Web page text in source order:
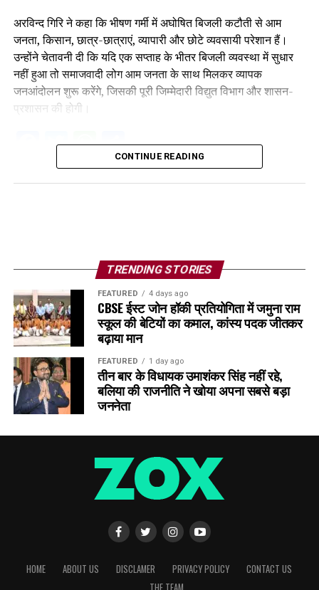
अरविन्द गिरि ने कहा कि भीषण गर्मी में अघोषित बिजली कटौती से आम
जनता, किसान, छात्र-छात्राएं, व्यापारी और छोटे व्यवसायी परेशान हैं।
उन्होंने चेतावनी दी कि यदि एक सप्ताह के भीतर बिजली व्यवस्था में सुधार
नहीं हुआ तो समाजवादी लोग आम जनता के साथ मिलकर व्यापक
जनआंदोलन शुरू करेंगे, जिसकी पूरी जिम्मेदारी विद्युत विभाग और शासन-
प्रशासन की होगी।
Facebook
Twitter
WhatsApp
Share
CONTINUE READING
TRENDING STORIES
FEATURED 4 days ago
CBSE ईस्ट जोन हॉकी प्रतियोगिता में जमुना राम
स्कूल की बेटियों का कमाल, कांस्य पदक जीतकर
बढ़ाया मान
FEATURED 1 day ago
तीन बार के विधायक उमाशंकर सिंह नहीं रहे,
बलिया की राजनीति ने खोया अपना सबसे बड़ा
जननेता
HOME ABOUT US DISCLAMER PRIVACY POLICY
CONTACT US